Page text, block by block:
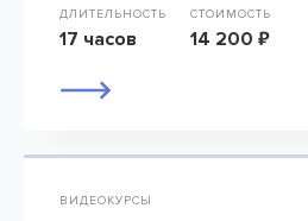
ДЛИТЕЛЬНОСТЬ
17 часов
СТОИМОСТЬ
14 200 ₽
ВИДЕОКУРСЫ